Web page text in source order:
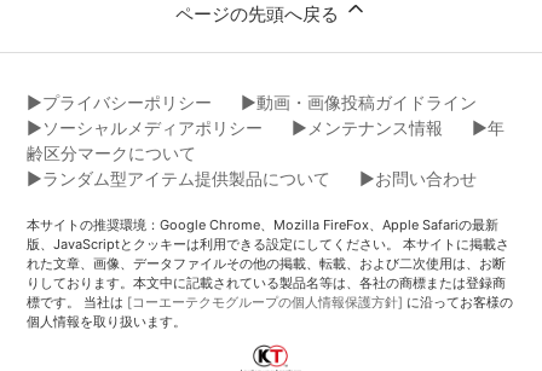
ページの先頭へ戻る
▶︎プライバシーポリシー
▶︎動画・画像投稿ガイドライン
▶︎ソーシャルメディアポリシー
▶︎メンテナンス情報
▶︎年
齢区分マークについて
▶︎ランダム型アイテム提供製品について
▶︎お問い合わせ
本サイトの推奨環境：Google Chrome、Mozilla FireFox、Apple Safariの最新
版、JavaScriptとクッキーは利用できる設定にしてください。 本サイトに掲載さ
れた文章、画像、データファイルその他の掲載、転載、および二次使用は、お断
りしております。本文中に記載されている製品名等は、各社の商標または登録商
標です。 当社は [コーエーテクモグループの個人情報保護方針] に沿ってお客様の
個人情報を取り扱います。